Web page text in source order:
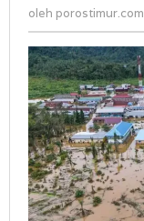
oleh porostimur.com